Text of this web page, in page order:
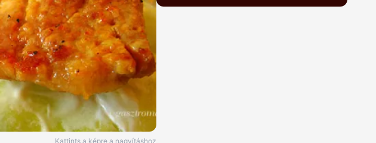
Kattints a képre a nagyításhoz